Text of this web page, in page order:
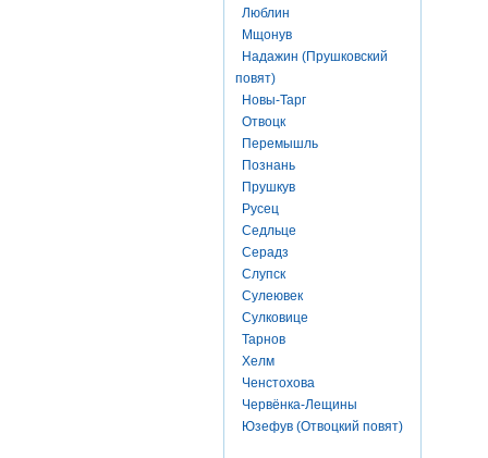
Люблин
Мщонув
Надажин (Прушковский
повят)
Новы-Тарг
Отвоцк
Перемышль
Познань
Прушкув
Русец
Седльце
Серадз
Слупск
Сулеювек
Сулковице
Тарнов
Хелм
Ченстохова
Червёнка-Лещины
Юзефув (Отвоцкий повят)